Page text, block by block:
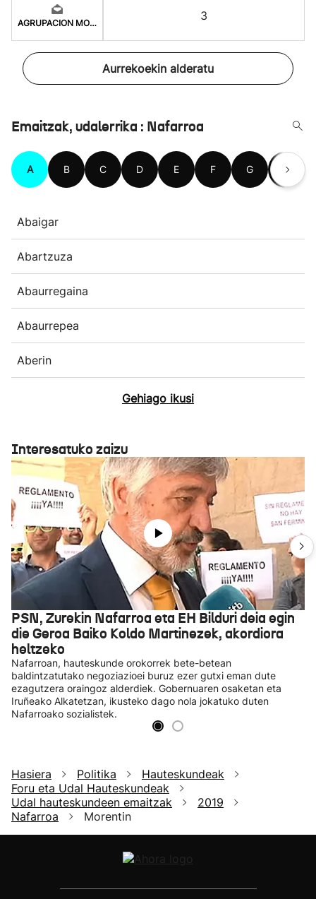
AGRUPACION MONTEJURR
3
Aurrekoekin alderatu
Emaitzak, udalerrika : Nafarroa
A B C D E F G H
Abaigar
Abartzuza
Abaurregaina
Abaurrepea
Aberin
Gehiago ikusi
Interesatuko zaizu
PSN, Zurekin Nafarroa eta EH Bilduri deia egin
die Geroa Baiko Koldo Martinezek, akordiora
heltzeko
Nafarroan, hauteskunde orokorrek bete-betean
baldintzatutako negoziazioei buruz ezer gutxi eman dute
ezagutzera oraingoz alderdiek. Gobernuaren osaketan eta
Iruñeako Alkatetzan, ikusteko dago nola jokatuko duten
Nafarroako sozialistek.
Hasiera Politika
Hauteskundeak
Foru eta Udal Hauteskundeak
Udal hauteskundeen emaitzak
2019
Nafarroa
Morentin